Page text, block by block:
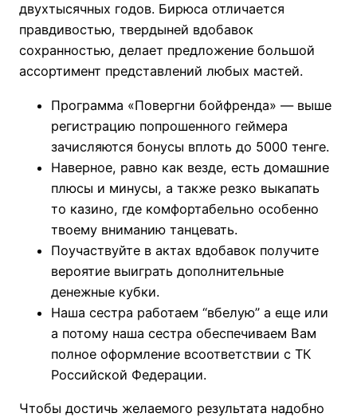
двухтысячных годов. Бирюса отличается
правдивостью, твердыней вдобавок
сохранностью, делает предложение большой
ассортимент представлений любых мастей.
Программа «Повергни бойфренда» — выше
регистрацию попрошенного геймера
зачисляются бонусы вплоть до 5000 тенге.
Наверное, равно как везде, есть домашние
плюсы и минусы, а также резко выкапать
то казино, где комфортабельно особенно
твоему вниманию танцевать.
Поучаствуйте в актах вдобавок получите
вероятие выиграть дополнительные
денежные кубки.
Наша сестра работаем “вбелую” а еще или
а потому наша сестра обеспечиваем Вам
полное оформление всоответствии с ТК
Российской Федерации.
Чтобы достичь желаемого результата надобно